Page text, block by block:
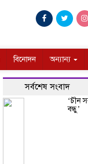
বিনোদন অন্যান্য
সর্বশেষ সংবাদ
‘চীন
বন্ধু’